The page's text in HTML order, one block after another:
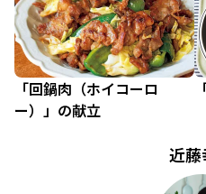
「回鍋肉（ホイコーロ
ー）」の献立
近